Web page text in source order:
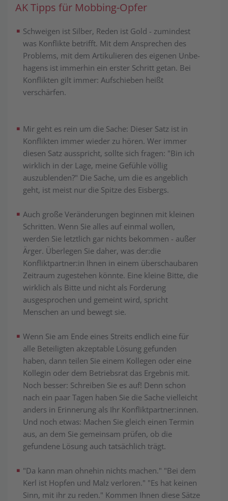
AK Tipps für Mobbing-Opfer
Schweigen ist Silber, Reden ist Gold - zumindest
was Konflikte betrifft. Mit dem Ansprechen des
Problems, mit dem Artikulieren des eigenen Un­be­
hag­ens ist immerhin ein erster Schritt getan. Bei
Konflikten gilt immer: Auf­schieb­en heißt
verschärfen.
Mir geht es rein um die Sache: Dieser Satz ist in
Konflikten immer wieder zu hören. Wer immer
diesen Satz ausspricht, sollte sich fragen: "Bin ich
wirk­lich in der Lage, meine Gefühle völlig
auszublenden?" Die Sache, um die es an­geblich
geht, ist meist nur die Spitze des Eisbergs.
Auch große Veränderungen beginnen mit kleinen
Schritten. Wenn Sie alles auf einmal wollen,
werden Sie letztlich gar nichts bekommen - außer
Ärger. Über­legen Sie daher, was der:die
Konfliktpartner:in Ihnen in einem über­schau­bar­en
Zeitraum zugestehen könnte. Eine kleine Bitte, die
wirklich als Bitte und nicht als Forderung
ausgesprochen und gemeint wird, spricht
Menschen an und bewegt sie.
Wenn Sie am Ende eines Streits endlich eine für
alle Beteiligten akzeptable Lösung gefunden
haben, dann teilen Sie einem Kollegen oder eine
Kollegin oder dem Be­triebs­rat das Ergebnis mit.
Noch besser: Schreiben Sie es auf! Denn schon
nach ein paar Tagen haben Sie die Sache vielleicht
anders in Erinnerung als Ihr Konfliktpartner:innen.
Und noch etwas: Machen Sie gleich einen Termin
aus, an dem Sie gemeinsam prüfen, ob die
gefundene Lösung auch tatsächlich trägt.
"Da kann man ohnehin nichts machen." "Bei dem
Kerl ist Hopfen und Malz verloren." "Es hat keinen
Sinn, mit ihr zu reden." Kommen Ihnen diese Sätze